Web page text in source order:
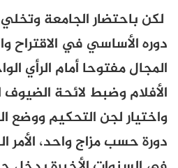
لكن باحتضار الجامعة
دوره الأساسي في الاقتراح
المجال مفتوحا أمام الرأي
الأفلام وضبط لائحة الضيوف
واختيار لجن التحكيم ووضع
دورة حسب مزاج واحد، الأمر